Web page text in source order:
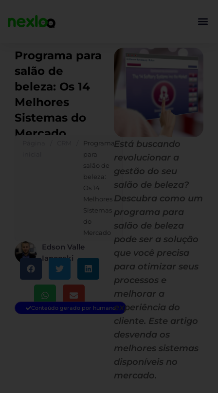
para
Programa para
salão de
beleza: Os 14
Melhores
Sistemas do
Mercado
Programa
para
salão de
beleza:
Os 14
Melhores
Sistemas
do
Mercado
Edson Valle
Iancoski
Conteúdo gerado por humano
Está buscando
revolucionar a
gestão do seu
salão de beleza?
Descubra como um
programa para
salão de beleza
pode ser a solução
que você precisa
para otimizar seus
processos e
melhorar a
experiência do
cliente. Este artigo
desvenda os
melhores sistemas
disponíveis no
mercado.